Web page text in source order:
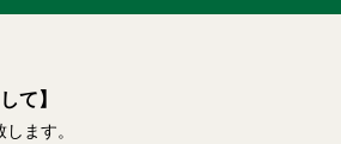
て】
ます。